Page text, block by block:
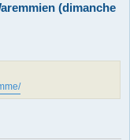
(dimanche